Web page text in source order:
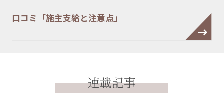
口コミ「施主支給と注意点」
連載記事